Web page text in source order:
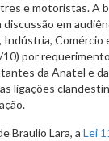
e motoristas. A
em
Comércio
por
da Anatel e
ligações
Braulio Lara, a Lei